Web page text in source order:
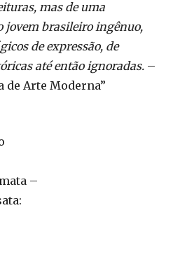
mas de uma
jovem brasileiro ingênuo,
de expressão, de
até então ignoradas. –
de Arte Moderna”
–